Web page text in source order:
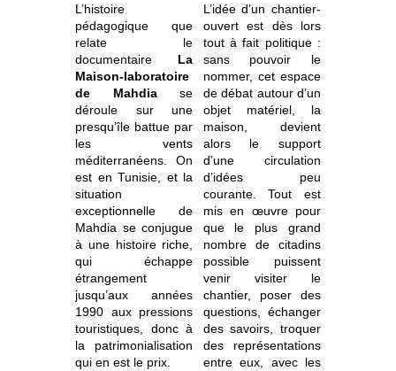
L’histoire
pédagogique que
relate le
documentaire La
Maison-laboratoire
de Mahdiase
déroule sur une
presqu’île battue par
les vents
méditerranéens. On
est en Tunisie, et la
situation
exceptionnelle de
Mahdia se conjugue
à une histoire riche,
qui échappe
étrangement
jusqu’aux années
1990 aux pressions
touristiques, donc à
la patrimonialisation
qui en est le prix.
L’idée d’un chantier-
ouvert est dès lors
tout à fait politique :
sans pouvoir le
nommer, cet espace
de débat autour d’un
objet matériel, la
maison, devient
alors le support
d’une circulation
d’idées peu
courante. Tout est
mis en œuvre pour
que le plus grand
nombre de citadins
possible puissent
venir visiter le
chantier, poser des
questions, échanger
des savoirs, troquer
des représentations
entre eux, avec les